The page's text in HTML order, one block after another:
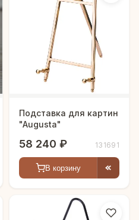
Подставка для картин
"Augusta"
58 240 ₽ 131691
В корзину